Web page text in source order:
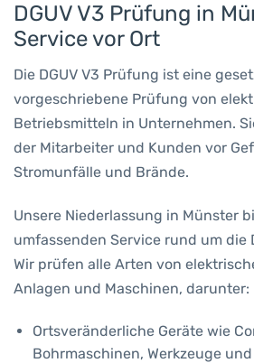
DGUV V3 Prüfung in
Service vor Ort
Die DGUV V3 Prüfung ist eine
vorgeschriebene Prüfung von
Betriebsmitteln in Unternehmen.
der Mitarbeiter und Kunden vor
Stromunfälle und Brände.
Unsere Niederlassung in Münster
umfassenden Service rund um die
Wir prüfen alle Arten von
Anlagen und Maschinen, darunter:
Ortsveränderliche Geräte wie
Bohrmaschinen, Werkzeuge